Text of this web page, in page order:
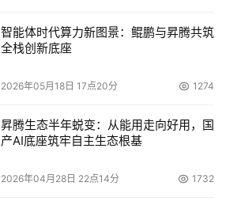
智能体时代算力新图景：鲲鹏与昇腾共筑
全栈创新底座
2026年05月18日 17点20分 1274
昇腾生态半年蜕变：从能用走向好用，国
产AI底座筑牢自主生态根基
2026年04月28日 22点14分 1732